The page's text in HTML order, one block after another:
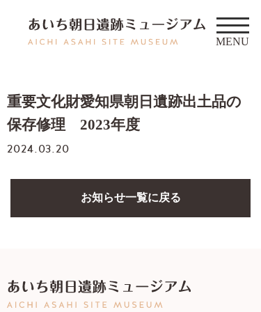
重要文化財愛知県朝日遺跡出土品の
保存修理 2023年度
2024.03.20
お知らせ一覧に戻る